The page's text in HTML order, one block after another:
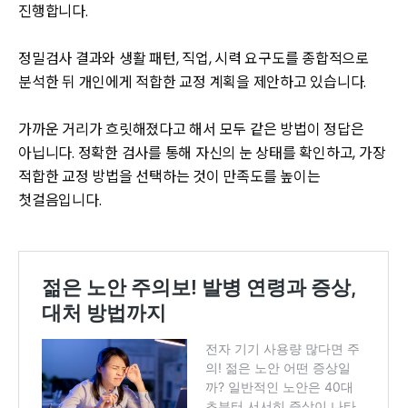
진행합니다.
정밀검사 결과와 생활 패턴, 직업, 시력 요구도를 종합적으로
분석한 뒤 개인에게 적합한 교정 계획을 제안하고 있습니다.
가까운 거리가 흐릿해졌다고 해서 모두 같은 방법이 정답은
아닙니다. 정확한 검사를 통해 자신의 눈 상태를 확인하고, 가장
적합한 교정 방법을 선택하는 것이 만족도를 높이는
첫걸음입니다.